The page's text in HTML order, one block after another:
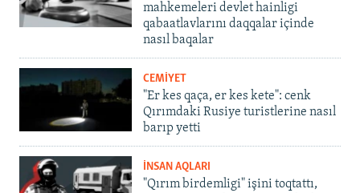
mahkemeleri devlet hainligi
qabaatlavlarını daqqalar içinde
nasıl baqalar
CEMİYET
"Er kes qaça, er kes kete": cenk
Qırımdaki Rusiye turistlerine nasıl
barıp yetti
İNSAN AQLARI
"Qırım birdemligi" işini toqtattı,